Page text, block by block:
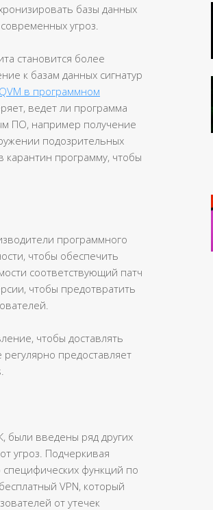
базы данных
угроз.
становится более
к базам данных сигнатур
в программном
ведет ли программа
ПО, например получение
подозрительных
программу, чтобы
программного
чтобы обеспечить
соответствующий патч
чтобы предотвратить
чтобы доставлять
предоставляет
были введены ряд других
угроз. Подчеркивая
специфических функций по
VPN, который
от утечек